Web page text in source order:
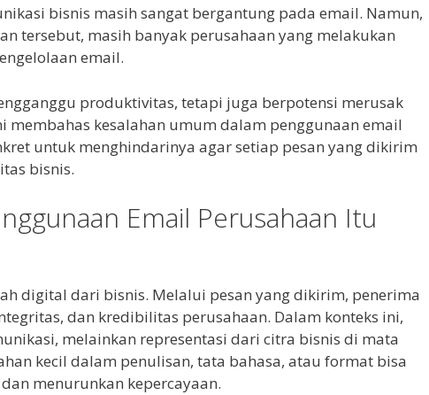
bisnis masih sangat bergantung pada email. Namun,
tersebut, masih banyak perusahaan yang melakukan
email.
produktivitas, tetapi juga berpotensi merusak
membahas kesalahan umum dalam penggunaan email
untuk menghindarinya agar setiap pesan yang dikirim
bisnis.
Email Perusahaan Itu
digital dari bisnis. Melalui pesan yang dikirim, penerima
dan kredibilitas perusahaan. Dalam konteks ini,
melainkan representasi dari citra bisnis di mata
kecil dalam penulisan, tata bahasa, atau format bisa
menurunkan kepercayaan.